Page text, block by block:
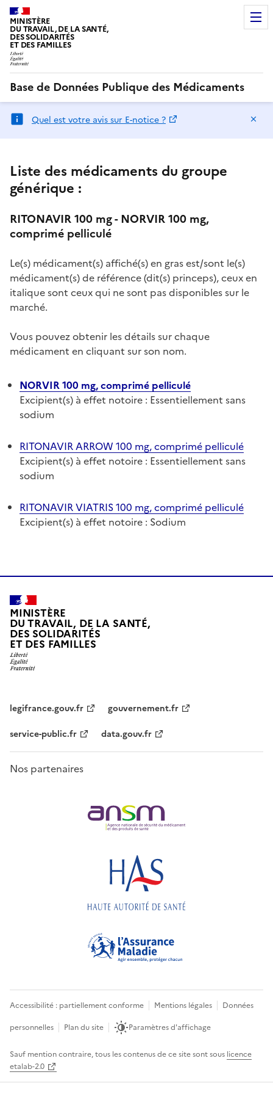
MINISTÈRE
DU TRAVAIL, DE LA SANTÉ,
DES SOLIDARITÉS
ET DES FAMILLES
Base de Données Publique des Médicaments
Quel est votre avis sur E-notice ?
Liste des médicaments du groupe
générique :
RITONAVIR 100 mg - NORVIR 100 mg,
comprimé pelliculé
Le(s) médicament(s) affiché(s) en gras est/sont le(s)
médicament(s) de référence (dit(s) princeps), ceux en
italique sont ceux qui ne sont pas disponibles sur le
marché.
Vous pouvez obtenir les détails sur chaque
médicament en cliquant sur son nom.
NORVIR 100 mg, comprimé pelliculé
Excipient(s) à effet notoire : Essentiellement sans
sodium
RITONAVIR ARROW 100 mg, comprimé pelliculé
Excipient(s) à effet notoire : Essentiellement sans
sodium
RITONAVIR VIATRIS 100 mg, comprimé pelliculé
Excipient(s) à effet notoire : Sodium
MINISTÈRE
DU TRAVAIL, DE LA SANTÉ,
DES SOLIDARITÉS
ET DES FAMILLES
legifrance.gouv.fr
gouvernement.fr
service-public.fr
data.gouv.fr
Nos partenaires
Accessibilité : partiellement conforme Mentions légales
Données
personnelles
Plan du site Paramètres d'affichage
Sauf mention contraire, tous les contenus de ce site sont sous licence
etalab-2.0